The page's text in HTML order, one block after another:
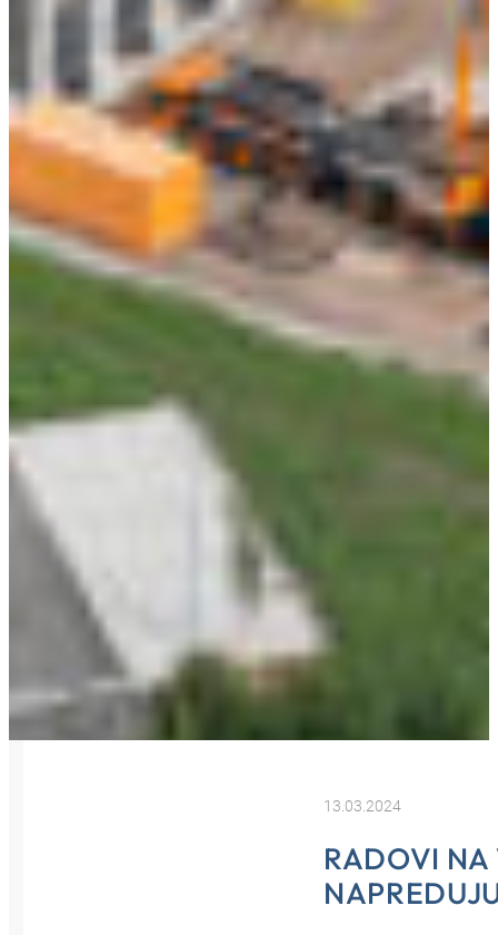
13.03.2024
RADOVI NA